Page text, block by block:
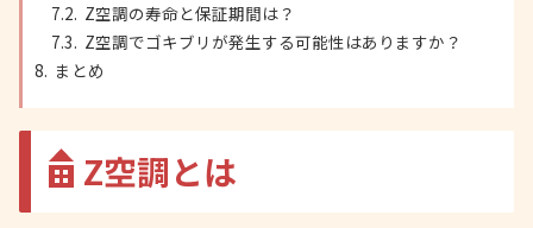
Z空調の寿命と保証期間は？
Z空調でゴキブリが発生する可能性はありますか？
まとめ
Z空調とは